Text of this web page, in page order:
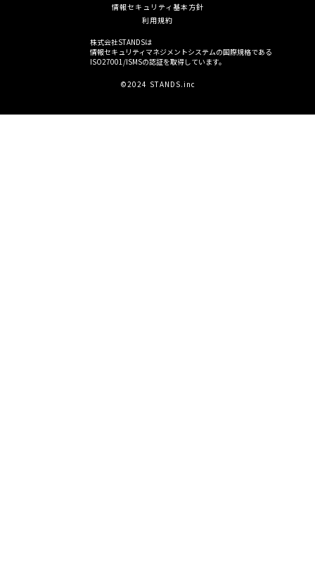
情報セキュリティ基本方針
利用規約
株式会社STANDSは
情報セキュリティマネジメントシステムの国際規格である
ISO27001/ISMSの認証を取得しています。
©2024 STANDS.inc